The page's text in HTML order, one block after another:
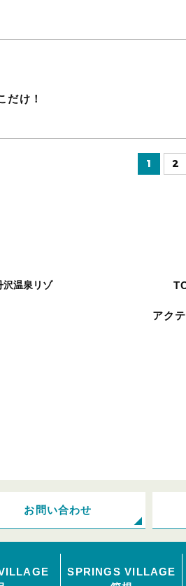
だけ！
1 2
沢温泉リゾ
アク
お問い合わせ
SPRINGS VILLAGE